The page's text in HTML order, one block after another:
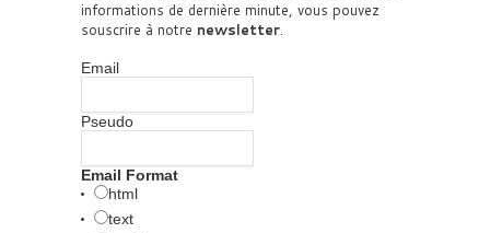
informations de dernière minute, vous pouvez
souscrire à notre newsletter.
Email
Pseudo
Email Format
html
text